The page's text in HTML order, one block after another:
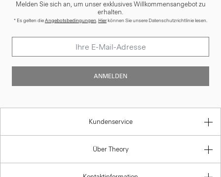
Melden Sie sich an, um unser exklusives Willkommensangebot zu
erhalten.
* Es gelten dieAngebotsbedingungen. Hierkönnen Sie unsere Datenschutzrichtlinie lesen.
ANMELDEN
Kundenservice
Über Theory